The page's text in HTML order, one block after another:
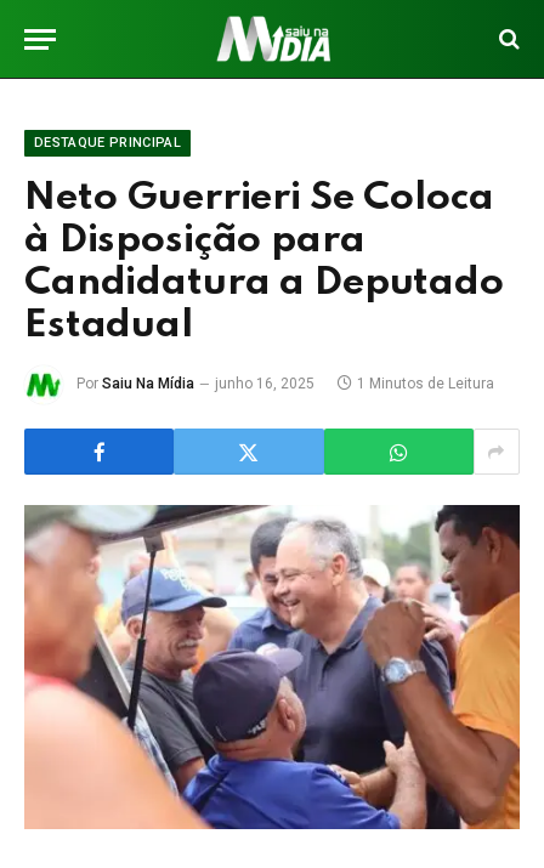
DESTAQUE PRINCIPAL
Neto Guerrieri Se Coloca
à Disposição para
Candidatura a Deputado
Estadual
Por Saiu Na Mídia junho 16, 2025 1 Minutos de Leitura